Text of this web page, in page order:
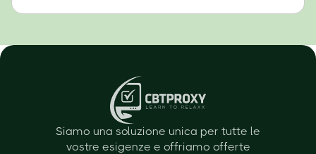
Siamo una soluzione unica per tutte le
vostre esigenze e offriamo offerte